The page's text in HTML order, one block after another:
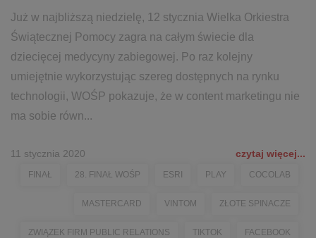
Już w najbliższą niedzielę, 12 stycznia Wielka Orkiestra
Świątecznej Pomocy zagra na całym świecie dla
dziecięcej medycyny zabiegowej. Po raz kolejny
umiejętnie wykorzystując szereg dostępnych na rynku
technologii, WOŚP pokazuje, że w content marketingu nie
ma sobie równ...
11 stycznia 2020 czytaj więcej...
FINAŁ 28. FINAŁ WOŚP ESRI PLAY COCOLAB
MASTERCARD VINTOM ZŁOTE SPINACZE
ZWIĄZEK FIRM PUBLIC RELATIONS TIKTOK FACEBOOK